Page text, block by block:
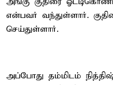
என்பவர் வந்துள்ளார்.
செய்துள்ளார்.
அப்போது தம்மிடம்